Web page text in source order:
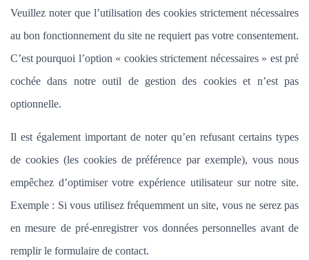
Veuillez noter que l’utilisation des cookies strictement nécessaires
au bon fonctionnement du site ne requiert pas votre consentement.
C’est pourquoi l’option « cookies strictement nécessaires » est pré
cochée dans notre outil de gestion des cookies et n’est pas
optionnelle.
Il est également important de noter qu’en refusant certains types
de cookies (les cookies de préférence par exemple), vous nous
empêchez d’optimiser votre expérience utilisateur sur notre site.
Exemple : Si vous utilisez fréquemment un site, vous ne serez pas
en mesure de pré-enregistrer vos données personnelles avant de
remplir le formulaire de contact.